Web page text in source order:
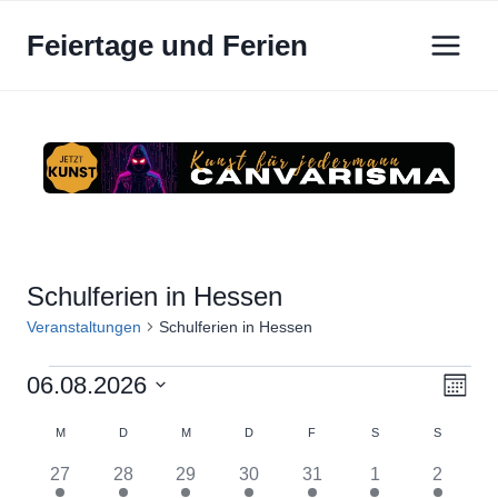
InhaltFeiertage und Ferien
Schulferien in Hessen
Veranstaltungen Schulferien in Hessen
Veranstaltungen Monat
06.08.2026
Kalender
von
M DDIENSTAGM MITTWOCH
DDONNERSTAG
F SSAMSTAGS
1
27
1
28
1
29
1
30
1
31
1
1
1
2